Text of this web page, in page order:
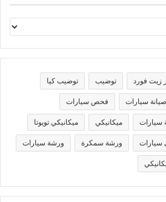
زيت فورد توضيب توضيب كيا
صيانة سيارات فحص سيارات
سيارات ميكانيكي ميكانيكي تويوتا
سيارات ورشة سمكرة ورشة سيارات